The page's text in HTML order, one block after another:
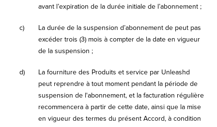
avant l’expiration de la durée initiale de l’abonnement ;
c)
La durée de la suspension d’abonnement de peut pas
excéder trois (3) mois à compter de la date en vigueur
de la suspension ;
d)
La fourniture des Produits et service par Unleashd
peut reprendre à tout moment pendant la période de
suspension de l'abonnement, et la facturation régulière
recommencera à partir de cette date, ainsi que la mise
en vigueur des termes du présent Accord, à condition